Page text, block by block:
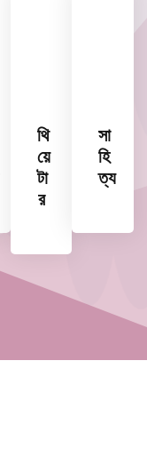
থি
য়ে
টা
র
সা
হি
ত্য